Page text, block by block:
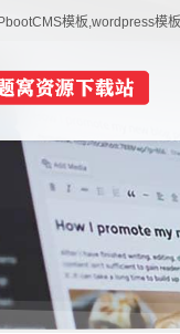
模板,wordpress模